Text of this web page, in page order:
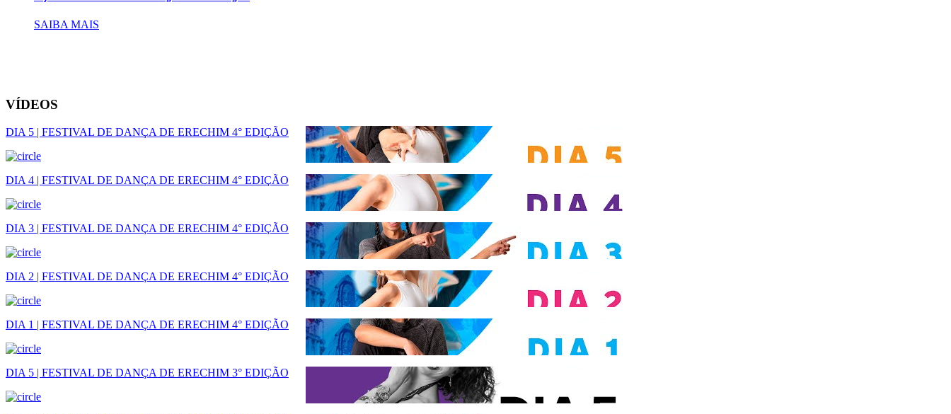
SAIBA MAIS
VÍDEOS
DIA 5 | FESTIVAL DE DANÇA DE ERECHIM 4° EDIÇÃO
DIA 4 | FESTIVAL DE DANÇA DE ERECHIM 4° EDIÇÃO
DIA 3 | FESTIVAL DE DANÇA DE ERECHIM 4° EDIÇÃO
DIA 2 | FESTIVAL DE DANÇA DE ERECHIM 4° EDIÇÃO
DIA 1 | FESTIVAL DE DANÇA DE ERECHIM 4° EDIÇÃO
DIA 5 | FESTIVAL DE DANÇA DE ERECHIM 3° EDIÇÃO